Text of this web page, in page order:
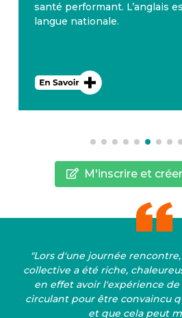
santé performant. L’anglais
langue nationale.
M'inscrire et
"Lors d'une journée
collective a été riche,
en effet avoir l'expérience
circulant pour être convaincu
et que cela peut